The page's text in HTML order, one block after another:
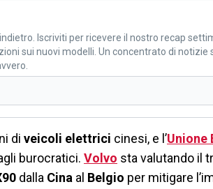
Iscriviti per ricevere il nostro recap
sui nuovi modelli. Un concentrato di notizie
di veicoli elettrici cinesi, e l’Unione
burocratici. Volvo sta valutando il
dalla Cina al Belgio per mitigare